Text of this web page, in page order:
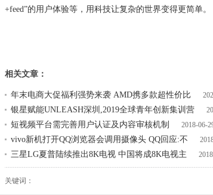
+feed”的用户体验等，用科技让复杂的世界变得更简单。
相关文章：
年末电商大促福利强势来袭 AMD携多款超性价比
银星赋能UNLEASH深圳,2019全球青年创新集训营
短视频平台需完善用户认证及内容审核机制 2018-06-
vivo新机打开QQ浏览器会调用摄像头 QQ回应:不
三星LG夏普陆续推出8K电视 中国将成8K电视主
关键词：